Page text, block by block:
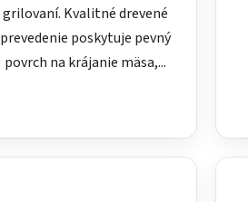
grilovaní. Kvalitné drevené
prevedenie poskytuje pevný
povrch na krájanie mäsa,...